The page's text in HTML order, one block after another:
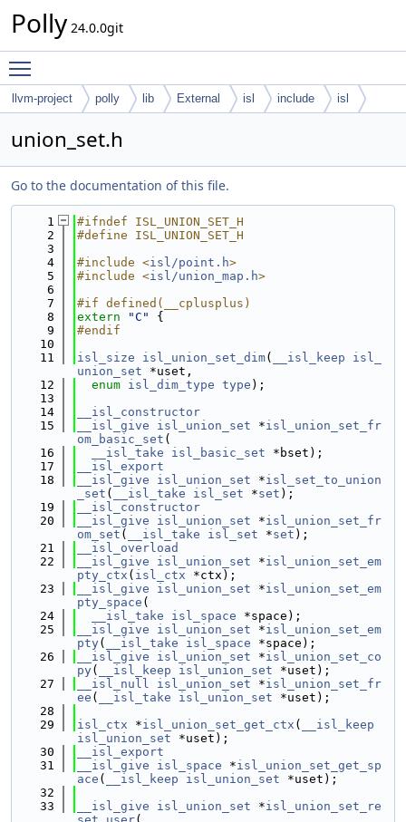
Polly 24.0.0git
llvm-project polly lib External isl include isl
union_set.h
Go to the documentation of this file.
    1
#ifndef ISL_UNION_SET_H
    2
#define ISL_UNION_SET_H
    3
    4
#include <isl/point.h>
    5
#include <isl/union_map.h>
    6
    7
#if defined(__cplusplus)
    8
extern "C"
{
    9
#endif
   10
   11
isl_size isl_union_set_dim( __isl_keep
isl_
union_set *uset,
   12
enum isl_dim_type type );
   13
   14
__isl_constructor
   15
__isl_give isl_union_set *isl_union_set_fr
om_basic_set (
   16
__isl_take isl_basic_set *bset);
   17
__isl_export
   18
__isl_give isl_union_set *isl_set_to_union
_set ( __isl_take isl_set *set );
   19
__isl_constructor
   20
__isl_give isl_union_set *isl_union_set_fr
om_set ( __isl_take isl_set *set );
   21
__isl_overload
   22
__isl_give isl_union_set *isl_union_set_em
pty_ctx ( isl_ctx *ctx);
   23
__isl_give isl_union_set *isl_union_set_em
pty_space (
   24
__isl_take isl_space *space);
   25
__isl_give isl_union_set *isl_union_set_em
pty( __isl_take isl_space *space);
   26
__isl_give isl_union_set *isl_union_set_co
py( __isl_keep isl_union_set *uset);
   27
__isl_null isl_union_set *isl_union_set_fr
ee ( __isl_take isl_union_set *uset);
   28
   29
isl_ctx *isl_union_set_get_ctx (
__isl_keep
isl_union_set *uset);
   30
__isl_export
   31
__isl_give isl_space *isl_union_set_get_sp
ace ( __isl_keep isl_union_set *uset);
   32
   33
__isl_give isl_union_set *isl_union_set_re